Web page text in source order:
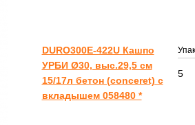
DURO300E-422U Кашпо
УРБИ Ø30, выс.29,5 см
15/17л бетон (conceret) с
вкладышем 058480 *
5